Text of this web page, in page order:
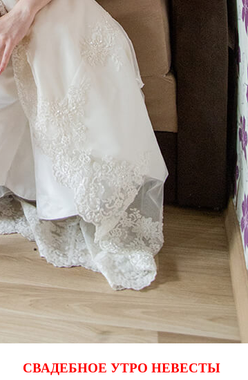
СВАДЕБНОЕ УТРО НЕВЕСТЫ